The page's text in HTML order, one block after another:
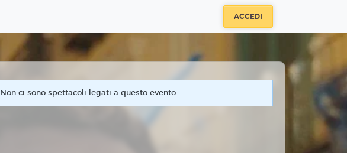
ACCEDI
Non ci sono spettacoli legati a questo evento.